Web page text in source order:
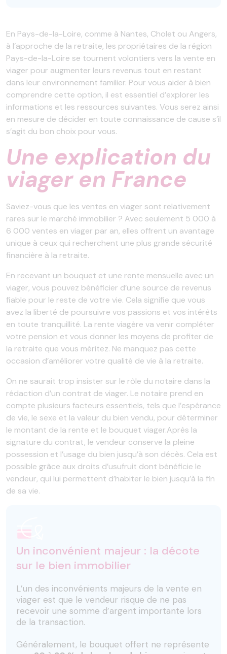
En Pays-de-la-Loire, comme à Nantes, Cholet ou Angers,
à l’approche de la retraite, les propriétaires de la région
Pays-de-la-Loire se tournent volontiers vers la vente en
viager pour augmenter leurs revenus tout en restant
dans leur environnement familier. Pour vous aider à bien
comprendre cette option, il est essentiel d’explorer les
informations et les ressources suivantes. Vous serez ainsi
en mesure de décider en toute connaissance de cause s’il
s’agit du bon choix pour vous.
Une explication du
viager en France
Saviez-vous que les ventes en viager sont relativement
rares sur le marché immobilier ? Avec seulement 5 000 à
6 000 ventes en viager par an, elles offrent un avantage
unique à ceux qui recherchent une plus grande sécurité
financière à la retraite.
En recevant un bouquet et une rente mensuelle avec un
viager, vous pouvez bénéficier d’une source de revenus
fiable pour le reste de votre vie. Cela signifie que vous
avez la liberté de poursuivre vos passions et vos intérêts
en toute tranquillité. La rente viagère va venir compléter
votre pension et vous donner les moyens de profiter de
la retraite que vous méritez. Ne manquez pas cette
occasion d’améliorer votre qualité de vie à la retraite.
On ne saurait trop insister sur le rôle du notaire dans la
rédaction d’un contrat de viager. Le notaire prend en
compte plusieurs facteurs essentiels, tels que l’espérance
de vie, le sexe et la valeur du bien vendu, pour déterminer
le montant de la rente et le bouquet viager.Après la
signature du contrat, le vendeur conserve la pleine
possession et l’usage du bien jusqu’à son décès. Cela est
possible grâce aux droits d’usufruit dont bénéficie le
vendeur, qui lui permettent d’habiter le bien jusqu’à la fin
de sa vie.
Un inconvénient majeur : la décote
sur le bien immobilier
L’un des inconvénients majeurs de la vente en
viager est que le vendeur risque de ne pas
recevoir une somme d’argent importante lors
de la transaction.
Généralement, le bouquet offert ne représente